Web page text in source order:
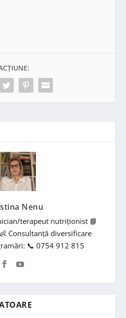
Nenu
terapeut nutriționist 📘
Consultanță diversificare
📞 0754 912 815